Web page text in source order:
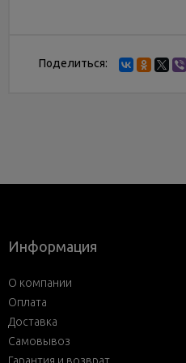
Поделиться:
Информация
О компании
Оплата
Доставка
Самовывоз